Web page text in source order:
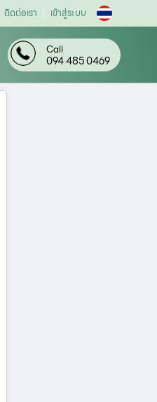
ติดต่อเรา เข้าสู่ระบบ
Call
094 485 0469